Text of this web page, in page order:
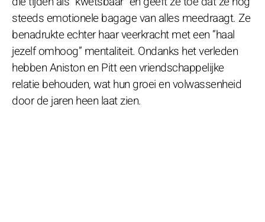
steeds emotionele bagage van alles meedraagt. Ze
benadrukte echter haar veerkracht met een “haal
jezelf omhoog” mentaliteit. Ondanks het verleden
hebben Aniston en Pitt een vriendschappelijke
relatie behouden, wat hun groei en volwassenheid
door de jaren heen laat zien.